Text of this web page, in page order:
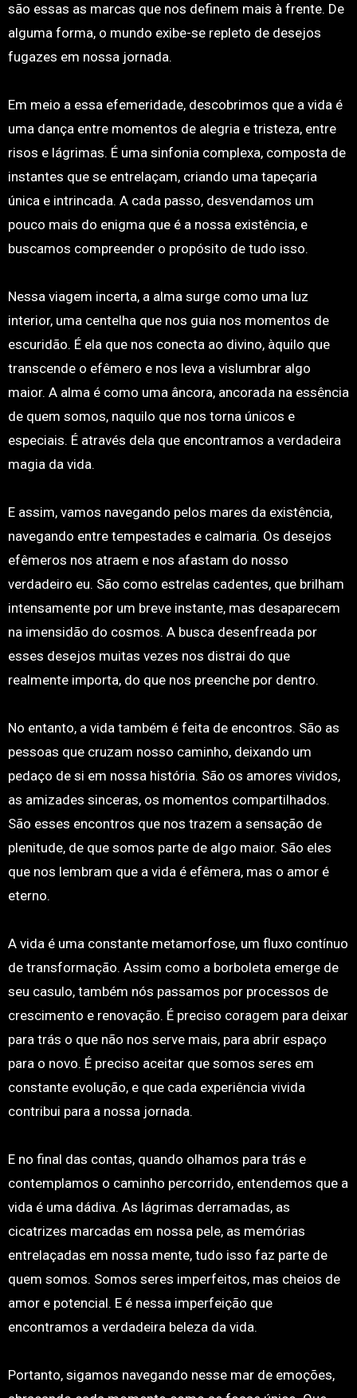
são essas as marcas que nos definem mais à frente. De
alguma forma, o mundo exibe-se repleto de desejos
fugazes em nossa jornada.
Em meio a essa efemeridade, descobrimos que a vida é
uma dança entre momentos de alegria e tristeza, entre
risos e lágrimas. É uma sinfonia complexa, composta de
instantes que se entrelaçam, criando uma tapeçaria
única e intrincada. A cada passo, desvendamos um
pouco mais do enigma que é a nossa existência, e
buscamos compreender o propósito de tudo isso.
Nessa viagem incerta, a alma surge como uma luz
interior, uma centelha que nos guia nos momentos de
escuridão. É ela que nos conecta ao divino, àquilo que
transcende o efêmero e nos leva a vislumbrar algo
maior. A alma é como uma âncora, ancorada na essência
de quem somos, naquilo que nos torna únicos e
especiais. É através dela que encontramos a verdadeira
magia da vida.
E assim, vamos navegando pelos mares da existência,
navegando entre tempestades e calmaria. Os desejos
efêmeros nos atraem e nos afastam do nosso
verdadeiro eu. São como estrelas cadentes, que brilham
intensamente por um breve instante, mas desaparecem
na imensidão do cosmos. A busca desenfreada por
esses desejos muitas vezes nos distrai do que
realmente importa, do que nos preenche por dentro.
No entanto, a vida também é feita de encontros. São as
pessoas que cruzam nosso caminho, deixando um
pedaço de si em nossa história. São os amores vividos,
as amizades sinceras, os momentos compartilhados.
São esses encontros que nos trazem a sensação de
plenitude, de que somos parte de algo maior. São eles
que nos lembram que a vida é efêmera, mas o amor é
eterno.
A vida é uma constante metamorfose, um fluxo contínuo
de transformação. Assim como a borboleta emerge de
seu casulo, também nós passamos por processos de
crescimento e renovação. É preciso coragem para deixar
para trás o que não nos serve mais, para abrir espaço
para o novo. É preciso aceitar que somos seres em
constante evolução, e que cada experiência vivida
contribui para a nossa jornada.
E no final das contas, quando olhamos para trás e
contemplamos o caminho percorrido, entendemos que a
vida é uma dádiva. As lágrimas derramadas, as
cicatrizes marcadas em nossa pele, as memórias
entrelaçadas em nossa mente, tudo isso faz parte de
quem somos. Somos seres imperfeitos, mas cheios de
amor e potencial. E é nessa imperfeição que
encontramos a verdadeira beleza da vida.
Portanto, sigamos navegando nesse mar de emoções,